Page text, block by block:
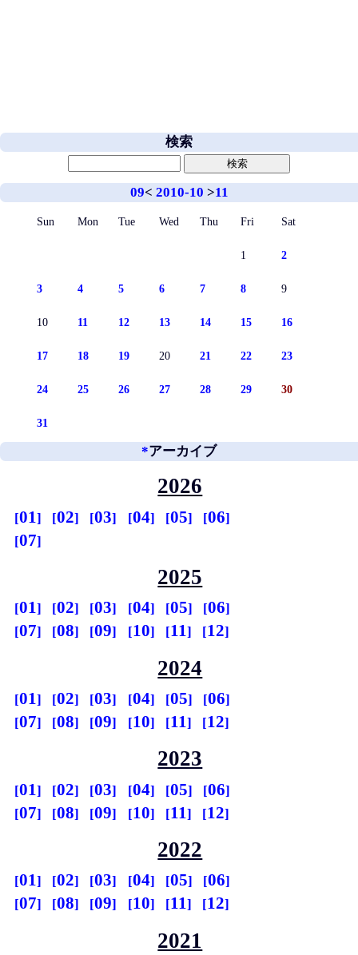
検索
09< 2010-10 >11
Sun Mon Tue Wed Thu Fri Sat
1 2
3 4 5 6 7 8 9
10 11 12 13 14 15 16
17 18 19 20 21 22 23
24 25 26 27 28 29 30
31
*アーカイブ
2026
01 02 03 04 05
06
07
2025
01 02 03 04 05
06
07
08 09 10 11 12
2024
01 02 03 04 05
06
07
08 09 10 11 12
2023
01 02 03 04 05
06
07
08 09 10 11 12
2022
01 02 03 04 05
06
07
08 09 10 11 12
2021